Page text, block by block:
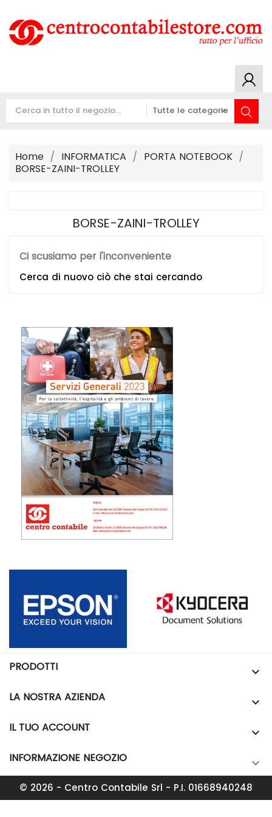
Home INFORMATICA
PORTA NOTEBOOK
BORSE-ZAINI-TROLLEY
BORSE-ZAINI-TROLLEY
Ci scusiamo per l'inconveniente
Cerca di nuovo ciò che stai cercando
PRODOTTI 
LA NOSTRA AZIENDA 
IL TUO ACCOUNT 
INFORMAZIONE NEGOZIO 
© 2026 - Centro Contabile Srl - P.I. 01668940248